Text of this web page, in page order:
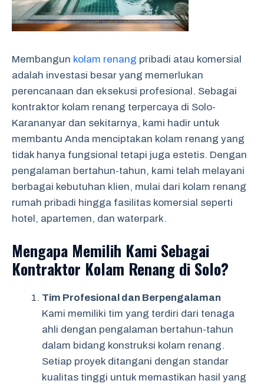
Membangun kolam renang pribadi atau komersial
adalah investasi besar yang memerlukan
perencanaan dan eksekusi profesional. Sebagai
kontraktor kolam renang terpercaya di Solo-
Karananyar dan sekitarnya, kami hadir untuk
membantu Anda menciptakan kolam renang yang
tidak hanya fungsional tetapi juga estetis. Dengan
pengalaman bertahun-tahun, kami telah melayani
berbagai kebutuhan klien, mulai dari kolam renang
rumah pribadi hingga fasilitas komersial seperti
hotel, apartemen, dan waterpark.
Mengapa Memilih Kami Sebagai
Kontraktor Kolam Renang di Solo?
Tim Profesional dan Berpengalaman
Kami memiliki tim yang terdiri dari tenaga
ahli dengan pengalaman bertahun-tahun
dalam bidang konstruksi kolam renang.
Setiap proyek ditangani dengan standar
kualitas tinggi untuk memastikan hasil yang